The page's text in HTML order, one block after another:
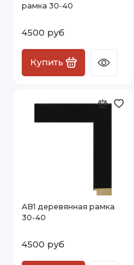
рамка 30-40
4500 руб
Купить
AB1 деревянная рамка
30-40
4500 руб